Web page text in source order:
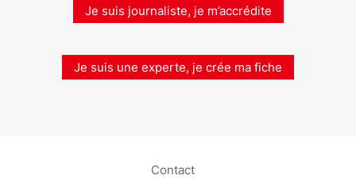
Je suis journaliste, je m’accrédite
Je suis une experte, je crée ma fiche
Contact